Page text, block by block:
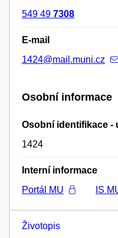
549 49 7308
E-mail
1424@mail.muni.cz
Osobní informace
Osobní identifikace -
1424
Interní informace
Portál MU
IS
Životopis